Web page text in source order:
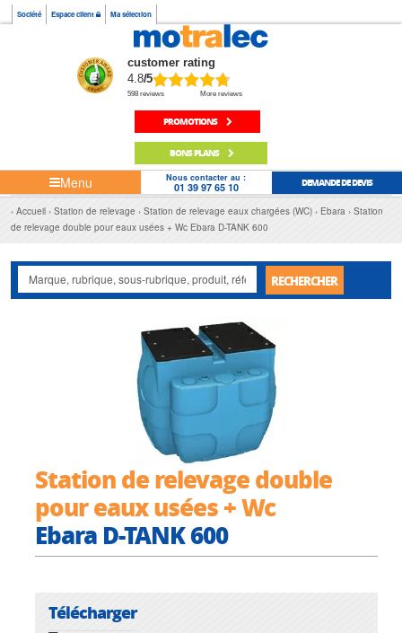
Société Espace client Ma sélection
customer rating
4.8/5
598 reviews More reviews
PROMOTIONS
BONS PLANS
Menu Nous contacter au :
01 39 97 65 10 DEMANDE DE DEVIS
Accueil Station de relevage Station de relevage eaux chargées (WC) Ebara
Station
de relevage double pour eaux usées + Wc Ebara D-TANK 600
RECHERCHER
Station de relevage double
pour eaux usées + Wc
Ebara D-TANK 600
Télécharger